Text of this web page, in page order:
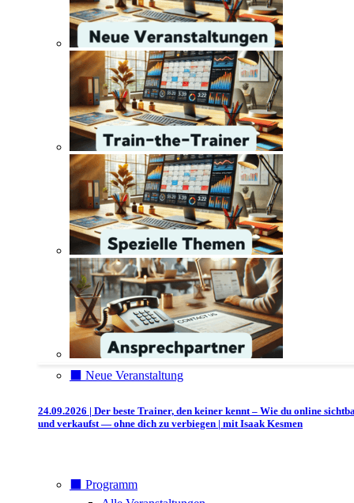
⬛️ Neue Veranstaltung
24.09.2026 | Der beste Trainer, den keiner kennt – Wie du online
und verkaufst — ohne dich zu verbiegen | mit Isaak Kesmen
⬛️ Programm